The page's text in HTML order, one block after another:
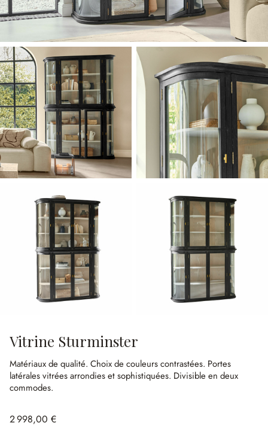
Vitrine Sturminster
Matériaux de qualité. Choix de couleurs contrastées. Portes
latérales vitrées arrondies et sophistiquées. Divisible en deux
commodes.
2 998,00 €